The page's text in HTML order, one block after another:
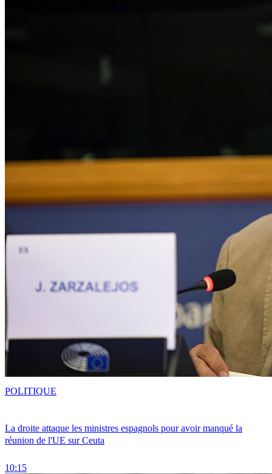
La droite attaque les ministres espagnols pour avoir manqué la
réunion de l'UE sur Ceuta
10:15
POLITIQUE